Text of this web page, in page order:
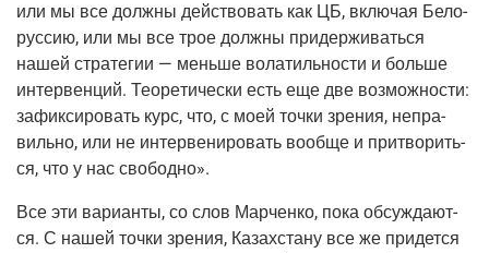
или мы все долж­ны дей­ство­вать как ЦБ, вклю­чая Бело­
рус­сию, или мы все трое долж­ны при­дер­жи­вать­ся
нашей стра­те­гии — мень­ше вола­тиль­но­сти и боль­ше
интер­вен­ций. Тео­ре­ти­че­ски есть еще две воз­мож­но­сти:
зафик­си­ро­вать курс, что, с моей точ­ки зре­ния, непра­
виль­но, или не интер­ве­ни­ро­вать вооб­ще и при­тво­рить­
ся, что у нас свободно».
Все эти вари­ан­ты, со слов Мар­чен­ко, пока обсуж­да­ют­
ся. С нашей точ­ки зре­ния, Казах­ста­ну все же при­дет­ся